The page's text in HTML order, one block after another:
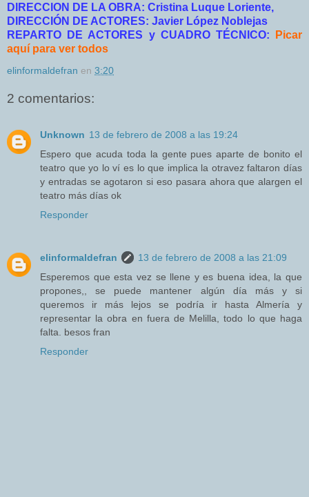
DIRECCION DE LA OBRA: Cristina Luque Loriente,
DIRECCIÓN DE ACTORES: Javier López Noblejas
REPARTO DE ACTORES y CUADRO TÉCNICO:
Picar
aquí para ver todos
elinformaldefran en 3:20
2 comentarios:
Unknown 13 de febrero de 2008 a las 19:24
Espero que acuda toda la gente pues aparte de bonito el
teatro que yo lo ví es lo que implica la otravez faltaron días
y entradas se agotaron si eso pasara ahora que alargen el
teatro más días ok
Responder
elinformaldefran
13 de febrero de 2008 a las 21:09
Esperemos que esta vez se llene y es buena idea, la que
propones,, se puede mantener algún día más y si
queremos ir más lejos se podría ir hasta Almería y
representar la obra en fuera de Melilla, todo lo que haga
falta. besos fran
Responder